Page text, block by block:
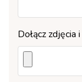
Dołącz zdjęcia